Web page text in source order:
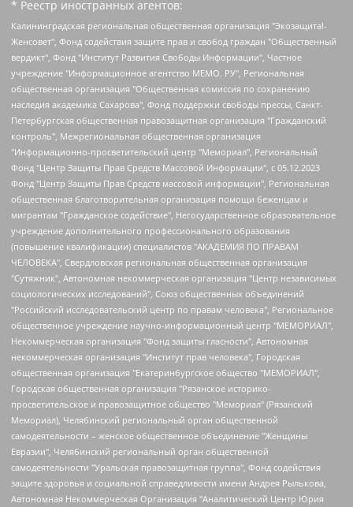
* Реестр иностранных агентов:
Калининградская региональная общественная организация "Экозащита!-Женсовет", Фонд содействия защите прав и свобод граждан "Общественный вердикт", Фонд "Институт Развития Свободы Информации", Частное учреждение "Информационное агентство МЕМО. РУ", Региональная общественная организация "Общественная комиссия по сохранению наследия академика Сахарова", Фонд поддержки свободы прессы, Санкт-Петербургская общественная правозащитная организация "Гражданский контроль", Межрегиональная общественная организация "Информационно-просветительский центр "Мемориал", Региональный Фонд "Центр Защиты Прав Средств Массовой Информации", с 05.12.2023 Фонд "Центр Защиты Прав Средств массовой информации", Региональная общественная благотворительная организация помощи беженцам и мигрантам "Гражданское содействие", Негосударственное образовательное учреждение дополнительного профессионального образования (повышение квалификации) специалистов "АКАДЕМИЯ ПО ПРАВАМ ЧЕЛОВЕКА", Свердловская региональная общественная организация "Сутяжник", Автономная некоммерческая организация "Центр независимых социологических исследований", Союз общественных объединений "Российский исследовательский центр по правам человека", Региональное общественное учреждение научно-информационный центр "МЕМОРИАЛ", Некоммерческая организация "Фонд защиты гласности", Автономная некоммерческая организация "Институт прав человека", Городская общественная организация "Екатеринбургское общество "МЕМОРИАЛ", Городская общественная организация "Рязанское историко-просветительское и правозащитное общество "Мемориал" (Рязанский Мемориал), Челябинский региональный орган общественной самодеятельности – женское общественное объединение "Женщины Евразии", Челябинский региональный орган общественной самодеятельности "Уральская правозащитная группа", Фонд содействия защите здоровья и социальной справедливости имени Андрея Рылькова, Автономная Некоммерческая Организация "Аналитический Центр Юрия Левады", Автономная некоммерческая организация социальной поддержки населения "Проект Апрель", Региональная общественная организация помощи женщинам и детям, находящимся в кризисной ситуации "Информационно-методический центр "Анна", Фонд содействия развитию массовых коммуникаций и правовому просвещению "Так-так-Так", Фонд содействия устойчивому развитию "Серебряная тайга", Свердловский региональный общественный фонд социальных проектов "Новое время", "Idel.Реалии", Кавказ.Реалии, Крым.Реалии, Телеканал Настоящее Время, Татаро-башкирская служба Радио Свобода (Azatliq Radiosi), Радио Свободная Европа/Радио Свобода (PCE/PC), "Сибирь.Реалии", "Фактограф", Благотворительный фонд помощи осужденным и их семьям, Автономная некоммерческая организация "Институт глобализации и социальных движений", Фонд "В защиту прав заключенных", Частное учреждение "Центр поддержки и содействия развитию средств массовой информации", Пензенский региональный общественный благотворительный фонд "Гражданский союз", "Север.Реалии", Некоммерческая организация Фонд "Правовая инициатива", Общество с ограниченной ответственностью "Радио Свободная Европа/Радио Свобода", Чешское информационное агентство "MEDIUM-ORIENT", Красноярская региональная общественная организация "Мы против СПИДа", Камалягин Денис Николаевич, Маркелов Сергей Евгеньевич, Пономарев Лев Александрович, Савицкая Людмила Алексеевна, Автономная некоммерческая организация "Центр по работе с проблемой насилия "НАСИЛИЮ.НЕТ", Межрегиональный профессиональный союз работников здравоохранения "Альянс врачей", Юридическое лицо, зарегистрированное в Латвийской Республике, SIA "Medusa Project" (регистрационный номер 40103797863, дата регистрации 10.06.2014), Некоммерческая организация "Фонд по борьбе с коррупцией", Автономная некоммерческая организация "Институт права и публичной политики", Баданин Роман Сергеевич, Гликин Максим Александрович, Железнова Мария Михайловна, Лукьянова Юлия Сергеевна, Маетная Елизавета Витальевна, Маняхин Петр Борисович, Чуракова Ольга Владимировна, Ярош Юлия Петровна, Юридическое лицо "The Insider SIA", зарегистрированное в Риге, Латвийская Республика (дата регистрации 26.06.2015), являющееся администратором доменного имени интернет-издания "The Insider SIA", https://theins.ru, Постернак Алексей Евгеньевич, Рубин Михаил Аркадьевич, Анин Роман Александрович, Юридическое лицо Istories fonds, зарегистрированное в Латвийской Республике (регистрационный номер 50008295751, дата регистрации 24.02.2020), Великовский Дмитрий Александрович, Долинина Ирина Николаевна, Мароховская Алеся Алексеевна, Шлейнов Роман Юрьевич, Шмагун Олеся Валентиновна, Общество с ограниченной ответственностью "Альтаир 2021", Общество с ограниченной ответственностью "Вега 2021", Общество с ограниченной ответственностью "Главный редактор 2021", Общество с ограниченной ответственностью "Ромашки монолит", Важенков Артем Валерьевич, Ивановская областная общественная организация "Центр гендерных исследований", Гурман Юрий Альбертович, Медиапроект "ОВД-Инфо", Егоров Владимир Владимирович, Жилинский Владимир Александрович, Общество с ограниченной ответственностью "ЗП", Иванова София Юрьевна, Карезина Инна Павловна, Кильтау Екатерина Викторовна, Петров Алексей Викторович, Пискунов Сергей Евгеньевич, Смирнов Сергей Сергеевич, Тихонов Михаил Сергеевич, Общество с ограниченной ответственностью "ЖУРНАЛИСТ-ИНОСТРАННЫЙ АГЕНТ", Арапова Галина Юрьевна, Вольтская Татьяна Анатольевна, Американская компания "Mason G.E.S. Anonymous Foundation" (США), являющаяся владельцем интернет-издания https://mnews.world/, Компания "Stichting Bellingcat", зарегистрированная в Нидерландах (дата регистрации 11.07.2018), Захаров Андрей Вячеславович, Клепиковская Екатерина Дмитриевна, Общество с ограниченной ответственностью "МЕМО", Перл Роман Александрович, Симонов Евгений Алексеевич, Соловьева Елена Анатольевна, Сотников Даниил Владимирович, Сурначева Елизавета Дмитриевна, Автономная некоммерческая организация по защите прав человека и информированию населения "Якутия – Наше Мнение", Общество с ограниченной ответственностью "Москоу диджитал медиа", с 26.01.2023 Общество с ограниченной ответственностью "Чайка Белые сады", Ветошкина Валерия Валерьевна, Заговора Максим Александрович, Межрегиональное общественное движение "Российская ЛГБТ - сеть", Оленичев Максим Владимирович, Павлов Иван Юрьевич, Скворцова Елена Сергеевна, Общество с ограниченной ответственностью "Как бы инагент", Кочетков Игорь Викторович, Общество с ограниченной ответственностью "Честные выборы", Еланчик Олег Александрович, Общество с ограниченной ответственностью "Нобелевский призыв", Гималова Регина Эмилевна, Григорьев Андрей Валерьевич, Григорьева Алина Александровна, Ассоциация по содействию защите прав призывников, альтернативнослужащих и военнослужащих "Правозащитная группа "Гражданин.Армия.Право", Хисамова Регина Фаритовна, Автономная некоммерческая организация по реализации социально-правовых программ "Лилит", Дальневосточное общественное движение "Маяк", Санкт-Петербургская ЛГБТ-инициативная группа "Выход", Инициативная группа ЛГБТ+ "Реверс", Алексеев Андрей Викторович, Бекбулатова Таисия Львовна, Беляев Иван Михайлович, Владыкина Елена Сергеевна, Гельман Марат Александрович, Никульшина Вероника Юрьевна, Толоконникова Надежда Андреевна, Шендерович Виктор Анатольевич, Общество с ограниченной ответственностью "Данное сообщение", Общество с ограниченной ответственностью Издательский дом "Новая глава", Айнбиндер Александра Александровна, Московский комьюнити-центр для ЛГБТ+инициатив, Благотворительный фонд развития филантропии, Deutsche Welle (Германия, Kurt-Schumacher-Strasse 3, 53113 Bonn), Борзунова Мария Михайловна, Воробьев Виктор Викторович, Голубева Анна Львовна, Константинова Алла Михайловна, Малкова Ирина Владимировна, Мурадов Мурад Абдулгалимович, Осетинская Елизавета Николаевна, Понасенков Евгений Николаевич, Ганапольский Матвей Юрьевич, Киселев Евгений Алексеевич, Борухович Ирина Григорьевна, Дремин Иван Тимофеевич, Дубровский Дмитрий Викторович, Красноярская региональная общественная организация поддержки и развития альтернативных образовательных технологий и межкультурных коммуникаций "ИНТЕРРА", Маяковская Екатерина Алексеевна, Фейгин Марк Захарович, Филимонов Андрей Викторович, Дзугкоева Регина Николаевна, Доброхотов Роман Александрович, Дудь Юрий Александрович, Елкин Сергей Владимирович, Кругликов Кирилл Игоревич, Сабунаева Мария Леонидовна, Семенов Алексей Владимирович, Шаинян Карен Багратович, Шульман Екатерина Михайловна, Асафьев Артур Валерьевич, Вахштайн Виктор Семенович, Венедиктов Алексей Алексеевич, Лушникова Екатерина Евгеньевна, Волков Леонид Михайлович, Невзоров Александр Глебович, Пархоменко Сергей Борисович, Сироткин Ярослав Николаевич, Кара-Мурза Владимир Владимирович, Баранова Наталья Владимировна, Гозман Леонид Яковлевич, Кагарлицкий Борис Юльевич, Климарев Михаил Валерьевич, Милов Владимир Станиславович, Автономная некоммерческая организация Краснодарский центр современного искусства "Типография", Моргенштерн Алишер Тагирович, Соболь Любовь Эдуардовна, Общество с ограниченной ответственностью "ЛИЗА НОРМ", Каспаров Гарри Кимович, Ходорковский Михаил Борисович, Общество с ограниченной ответственностью "Апрельские тезисы", Данилович Ирина Брониславовна, Кашин Олег Владимирович, Петров Николай Владимирович, Пивоваров Алексей Владимирович, Соколов Михаил Владимирович, Цветкова Юлия Владимировна, Чичваркин Евгений Александрович, Комитет против пыток/Команда против пыток, Общество с ограниченной ответственностью "Первый научный", Общество с ограниченной ответственностью "Вертолет и ко", Белоцерковская Вероника Борисовна, Кац Максим Евгеньевич, Лазарева Татьяна Юрьевна, Шаведдинов Руслан Табризович, Яшин Илья Валерьевич, Общество с ограниченной ответственностью "Иноагент ААВ", Алешковский Дмитрий Петрович, Альбац Евгения Марковна, Быков Дмитрий Львович, Галямина Юлия Евгеньевна, Лойко Сергей Леонидович, Мартынов Кирилл Константинович, Медведев Сергей Александрович, Крашенинников Федор Геннадиевич, Гордеева Катерина Вл